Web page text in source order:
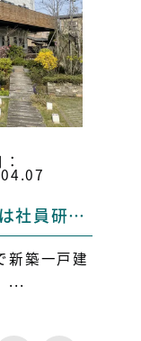
2023年4月10日〜4月12日は社員研修のため休業日となります
新築一戸建
...